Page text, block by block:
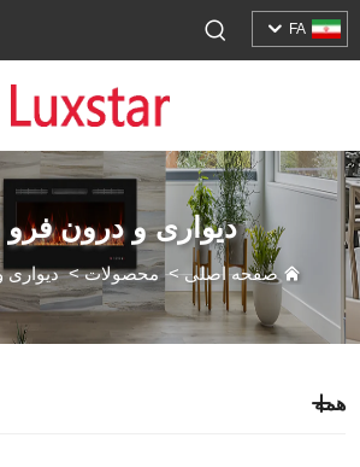
FA
دیواری و درون
صفحه اصلی>محصولات>
همه